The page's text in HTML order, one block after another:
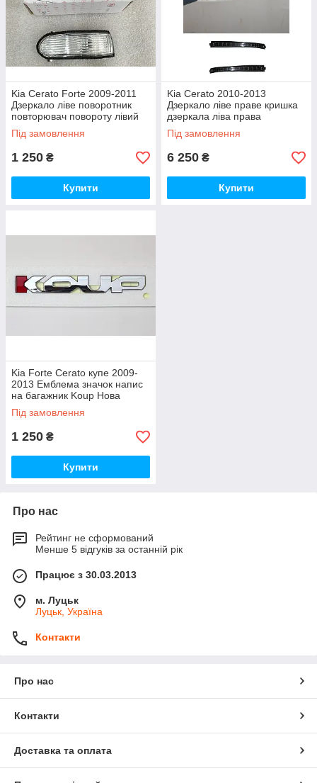
Kia Cerato Forte 2009-2011
Дзеркало ліве поворотник
повторювач повороту лівий
Новий Оригінал
Під замовлення
1 250 ₴
Купити
Kia Cerato 2010-2013
Дзеркало ліве праве кришка
дзеркала ліва права
поворотник лівий правий Нові
Оригінал
Під замовлення
6 250 ₴
Купити
Kia Forte Cerato купе 2009-
2013 Емблема значок напис
на багажник Koup Нова
Оригінал
Під замовлення
1 250 ₴
Купити
Про нас
Рейтинг не сформований
Менше 5 відгуків за останній рік
Працює з 30.03.2013
м. Луцьк
Луцьк, Україна
Контакти
Про нас
Контакти
Доставка та оплата